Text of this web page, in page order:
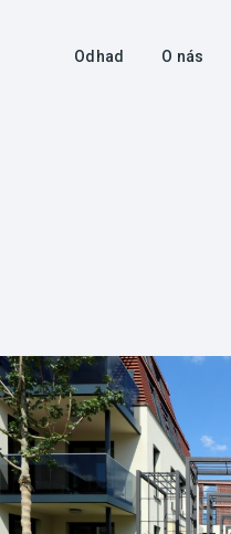
Odhad O nás